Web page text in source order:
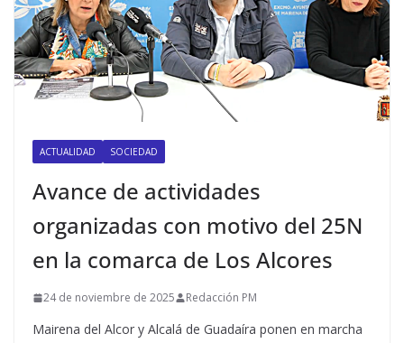
ACTUALIDAD SOCIEDAD
Avance de actividades
organizadas con motivo del 25N
en la comarca de Los Alcores
24 de noviembre de 2025 Redacción PM
Mairena del Alcor y Alcalá de Guadaíra ponen en marcha